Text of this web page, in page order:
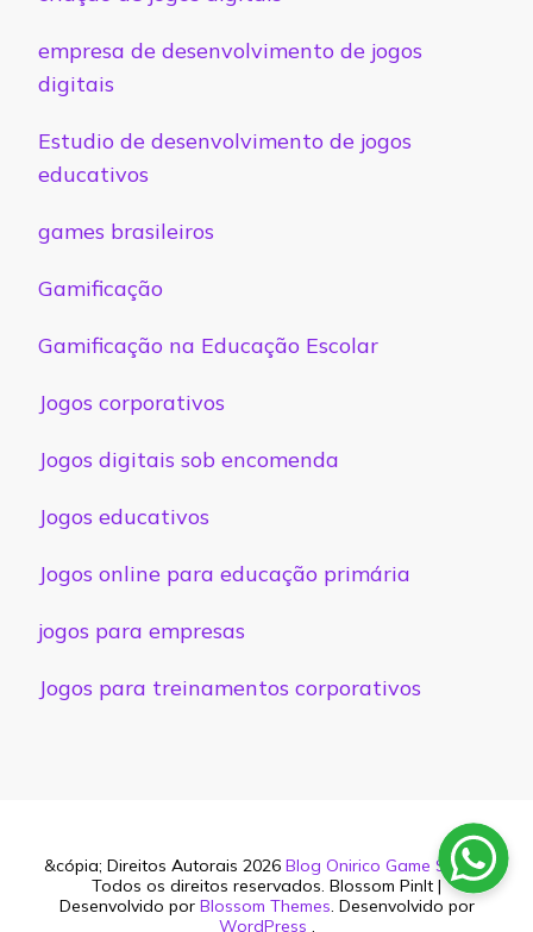
empresa de desenvolvimento de jogos
digitais
Estudio de desenvolvimento de jogos
educativos
games brasileiros
Gamificação
Gamificação na Educação Escolar
Jogos corporativos
Jogos digitais sob encomenda
Jogos educativos
Jogos online para educação primária
jogos para empresas
Jogos para treinamentos corporativos
&cópia; Direitos Autorais 2026 Blog Onirico Game Studio.
Todos os direitos reservados. Blossom PinIt |
Desenvolvido por Blossom Themes . Desenvolvido por
WordPress